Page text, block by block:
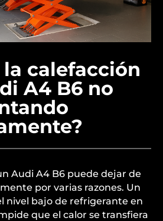
calefacción
A4 B6 no
Audi A4 B6 puede dejar de
por varias razones. Un
nivel bajo de refrigerante en
que el calor se transfiera